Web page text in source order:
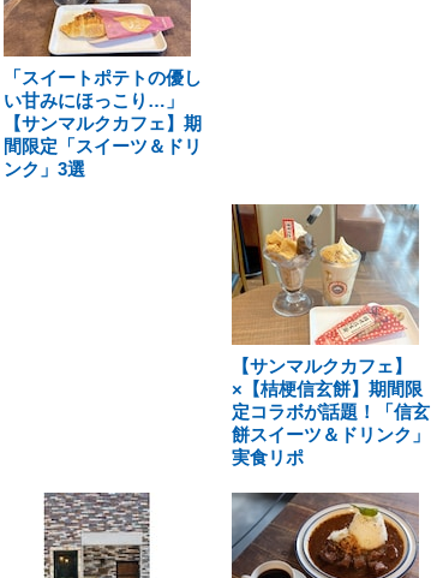
「スイートポテトの優し
い甘みにほっこり…」
【サンマルクカフェ】期
間限定「スイーツ＆ドリ
ンク」3選
【サンマルクカフェ】
×【桔梗信玄餅】期間限
定コラボが話題！「信玄
餅スイーツ＆ドリンク」
実食リポ